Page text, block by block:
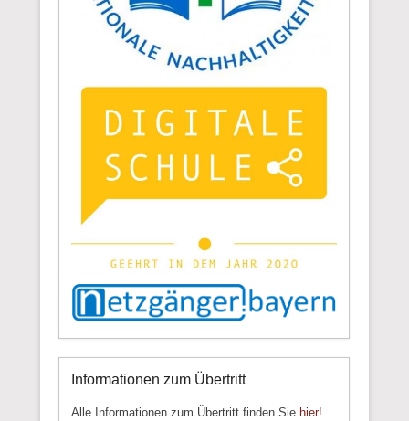
Informationen zum Übertritt
Alle Informationen zum Übertritt finden Sie hier!